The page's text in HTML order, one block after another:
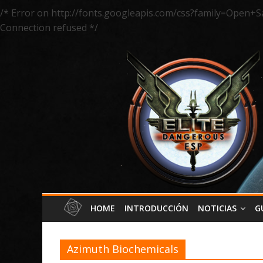
/* Error on http://fonts.googleapis.com/
Connection refused */
HOME INTRODUCCIÓN NOTICIAS
Azimuth Biochemicals